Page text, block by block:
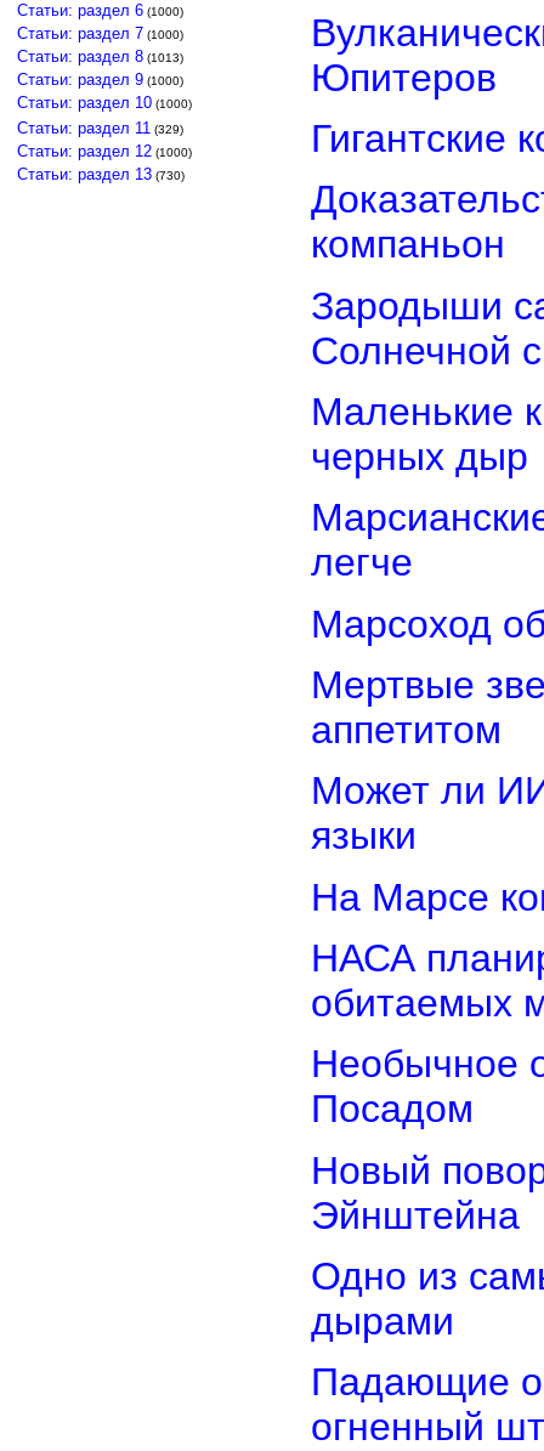
Статьи: раздел 6 (1000)
Статьи: раздел 7 (1000)
Статьи: раздел 8 (1013)
Статьи: раздел 9 (1000)
Статьи: раздел 10 (1000)
Статьи: раздел 11 (329)
Статьи: раздел 12 (1000)
Статьи: раздел 13 (730)
Юпитеров
Гигантские
компаньон
Зародыши
Солнечной
Маленькие
черных дыр
легче
Марсоход
Мертвые
аппетитом
Может ли
языки
На Марсе
НАСА
обитаемых
Необычное
Посадом
Новый
Эйнштейна
Одно из
дырами
Падающие
огненный